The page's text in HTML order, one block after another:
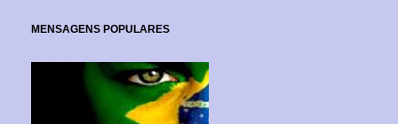
MENSAGENS POPULARES